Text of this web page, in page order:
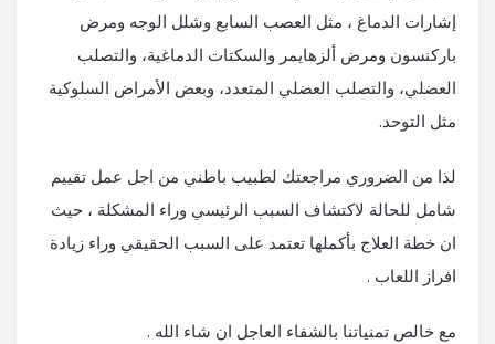
إشارات الدماغ ، مثل العصب السابع وشلل الوجه ومرض
باركنسون ومرض ألزهايمر والسكتات الدماغية، والتصلب
العضلي، والتصلب العضلي المتعدد، وبعض الأمراض السلوكية
مثل التوحد.
لذا من الضروري مراجعتك لطبيب باطني من اجل عمل تقييم
شامل للحالة لاكتشاف السبب الرئيسي وراء المشكلة ، حيث
ان خطة العلاج بأكملها تعتمد على السبب الحقيقي وراء زيادة
افراز اللعاب .
مع خالص تمنياتنا بالشفاء العاجل ان شاء الله .